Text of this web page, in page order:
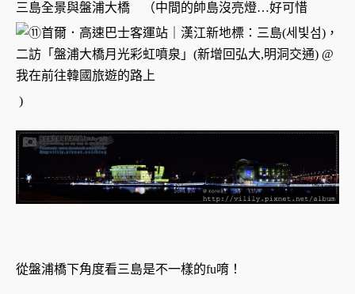
三島全景與盤浦大橋 （中間的帥島沒亮燈…好可惜
)
從盤浦橋下角度看三島是不一樣的fu唷！